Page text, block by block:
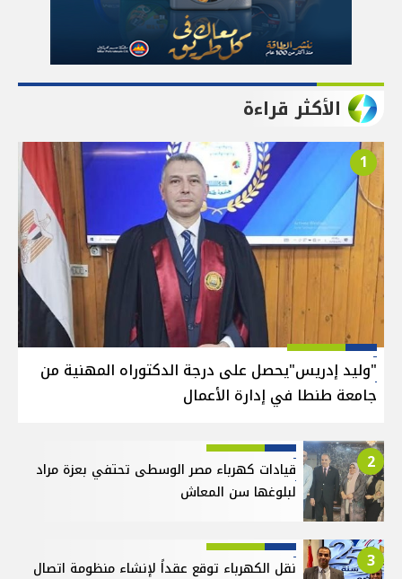
الأكثر قراءة
1
"وليد إدريس"يحصل على درجة الدكتوراه المهنية من
جامعة طنطا في إدارة الأعمال
2
قيادات كهرباء مصر الوسطى تحتفي بعزة مراد
لبلوغها سن المعاش
3 نقل الكهرباء توقع عقداً لإنشاء منظومة اتصال